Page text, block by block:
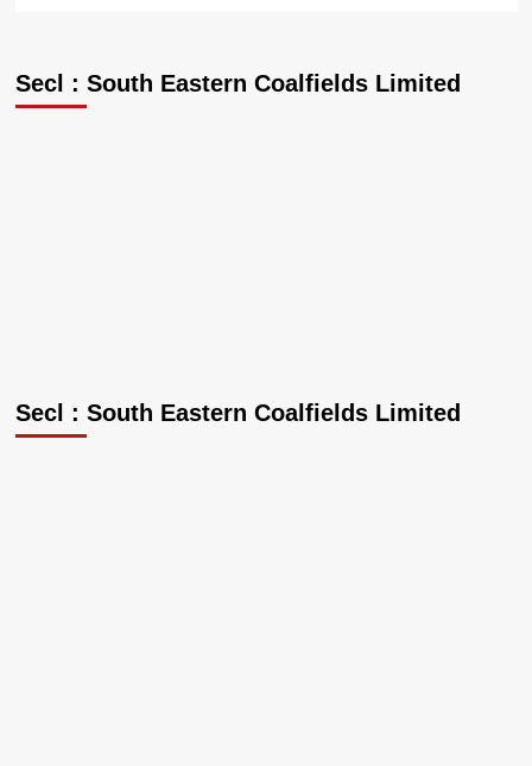
Secl : South Eastern Coalfields Limited
Secl : South Eastern Coalfields Limited